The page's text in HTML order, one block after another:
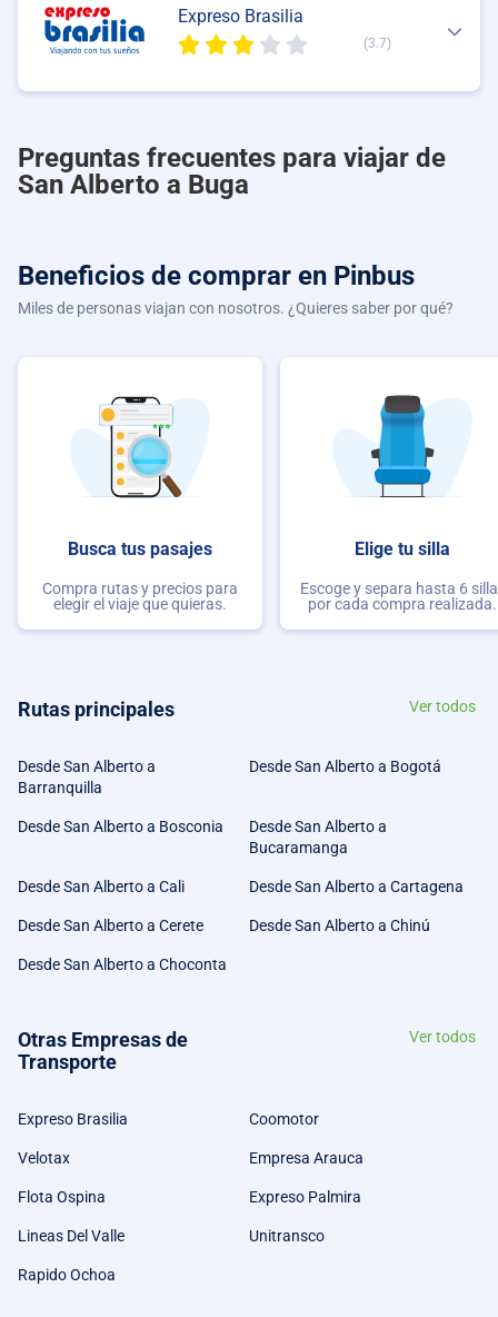
Expreso Brasilia
(3.7)
Preguntas frecuentes para viajar de
San Alberto a Buga
Beneficios de comprar en Pinbus
Miles de personas viajan con nosotros. ¿Quieres saber por qué?
Busca tus pasajes
Compra rutas y precios para
elegir el viaje que quieras.
Elige tu silla
Escoge y separa hasta 6
por cada compra realizada.
Rutas principales Ver todos
Desde San Alberto a
Barranquilla
Desde San Alberto a Bogotá
Desde San Alberto a Bosconia
Desde San Alberto a
Bucaramanga
Desde San Alberto a Cali Desde San Alberto a Cartagena
Desde San Alberto a Cerete Desde San Alberto a Chinú
Desde San Alberto a Choconta
Otras Empresas de
Transporte
Ver todos
Expreso Brasilia Coomotor
Velotax Empresa Arauca
Flota Ospina Expreso Palmira
Lineas Del Valle Unitransco
Rapido Ochoa